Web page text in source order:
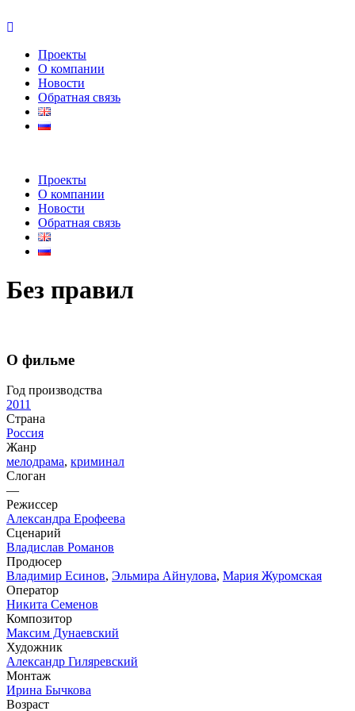
Проекты
О компании
Новости
Обратная связь
Проекты
О компании
Новости
Обратная связь
Без правил
О фильме
Год производства
2011
Страна
Россия
Жанр
мелодрама, криминал
Слоган
—
Режиссер
Александра Ерофеева
Сценарий
Владислав Романов
Продюсер
Владимир Есинов, Эльмира Айнулова, Мария Журомская
Оператор
Никита Семенов
Композитор
Максим Дунаевский
Художник
Александр Гиляревский
Монтаж
Ирина Бычкова
Возраст